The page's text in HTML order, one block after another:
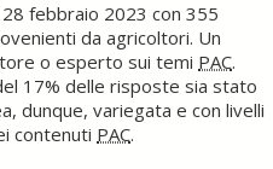
febbraio 2023 con 355
da agricoltori. Un
o esperto sui temi PAC.
17% delle risposte sia stato
dunque, variegata e con livelli
contenuti PAC.